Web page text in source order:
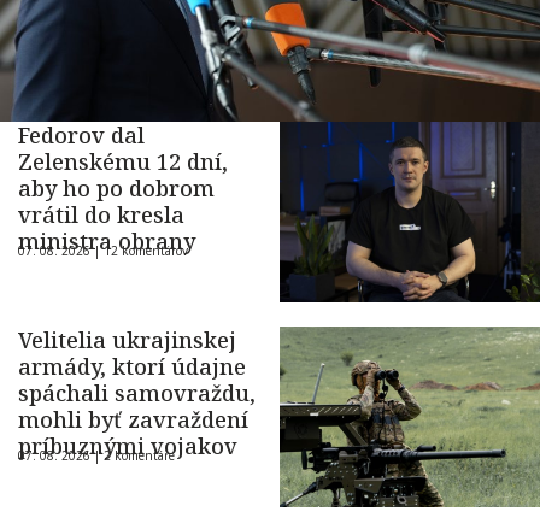
Fedorov dal
Zelenskému 12 dní,
aby ho po dobrom
vrátil do kresla
ministra obrany
07. 08. 2026 |12 komentárov
Velitelia ukrajinskej
armády, ktorí údajne
spáchali samovraždu,
mohli byť zavraždení
príbuznými vojakov
07. 08. 2026 |2 komentáre